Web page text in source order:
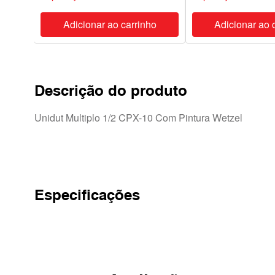
Adicionar ao carrinho Adicionar ao
Descrição do produto
Unidut Multiplo 1/2 CPX-10 Com Pintura Wetzel
Especificações